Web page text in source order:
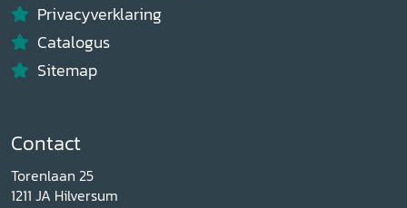
Privacyverklaring
Catalogus
Sitemap
Contact
Torenlaan 25
1211 JA Hilversum